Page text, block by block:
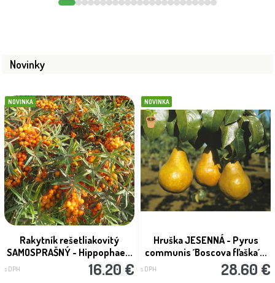
Novinky
NOVINKA
Rakytník rešetliakovitý
SAMOSPRAŠNÝ - Hippophae...
s DPH 16.20 €
NOVINKA
Hruška JESENNÁ - Pyrus
communis ´Boscova fľaška´...
s DPH 28.60 €